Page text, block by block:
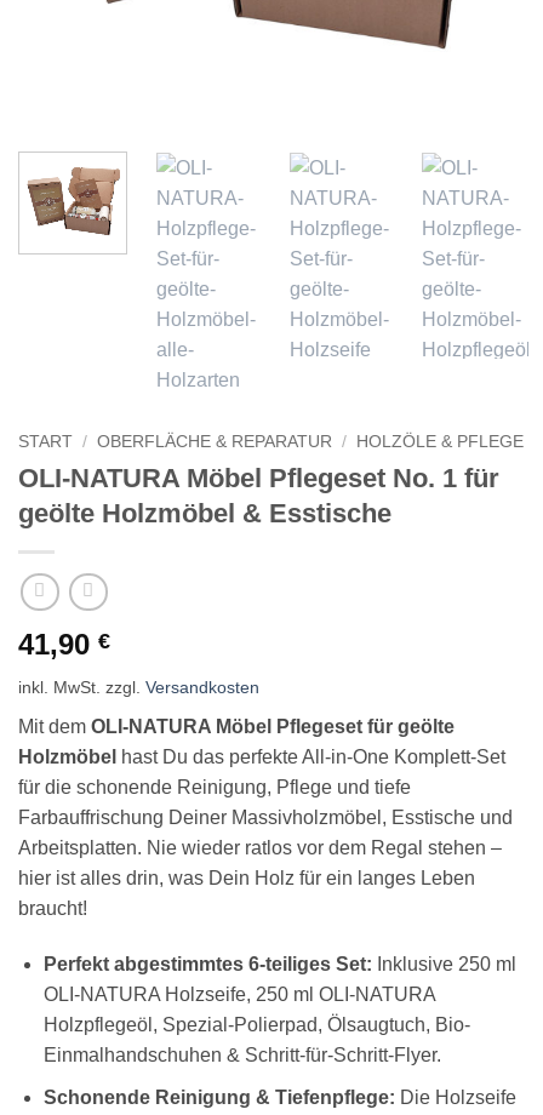
START / OBERFLÄCHE & REPARATUR / HOLZÖLE & PFLEGE
OLI-NATURA Möbel Pflegeset No. 1 für
geölte Holzmöbel & Esstische
41,90 €
inkl. MwSt. zzgl. Versandkosten
Mit dem OLI-NATURA Möbel Pflegeset für geölte
Holzmöbel hast Du das perfekte All-in-One Komplett-Set
für die schonende Reinigung, Pflege und tiefe
Farbauffrischung Deiner Massivholzmöbel, Esstische und
Arbeitsplatten. Nie wieder ratlos vor dem Regal stehen –
hier ist alles drin, was Dein Holz für ein langes Leben
braucht!
Perfekt abgestimmtes 6-teiliges Set: Inklusive 250 ml
OLI-NATURA Holzseife, 250 ml OLI-NATURA
Holzpflegeöl, Spezial-Polierpad, Ölsaugtuch, Bio-
Einmalhandschuhen & Schritt-für-Schritt-Flyer.
Schonende Reinigung & Tiefenpflege: Die Holzseife